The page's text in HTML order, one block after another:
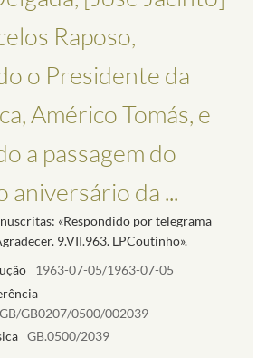
Raposo,
o Presidente da
Américo Tomás, e
a passagem do
aniversário da ...
«Respondido por telegrama
9.VII.963. LPCoutinho».
1963-07-05/1963-07-05
GB0207/0500/002039
GB.0500/2039